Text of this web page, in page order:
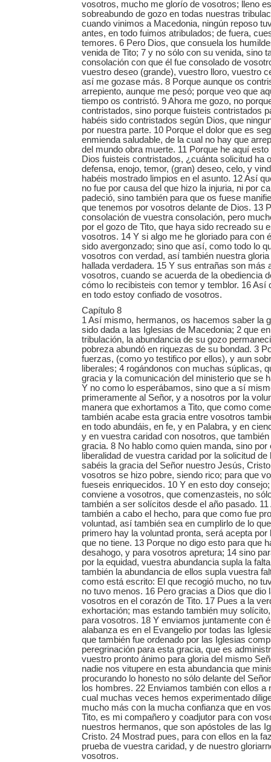
vosotros, mucho me glorío de vosotros; lleno
sobreabundo de gozo en todas nuestras
cuando vinimos a Macedonia, ningún reposo
antes, en todo fuimos atribulados; de fuera,
temores. 6 Pero Dios, que consuela los
venida de Tito; 7 y no sólo con su venida, sino
consolación con que él fue consolado de
vuestro deseo (grande), vuestro lloro, vuestro
así me gozase más. 8 Porque aunque os
arrepiento, aunque me pesó; porque veo que
tiempo os contristó. 9 Ahora me gozo, no
contristados, sino porque fuisteis contristados
habéis sido contristados según Dios, que
por nuestra parte. 10 Porque el dolor que es
enmienda saludable, de la cual no hay que
del mundo obra muerte. 11 Porque he aquí
Dios fuisteis contristados, ¿cuánta solicitud ha
defensa, enojo, temor, (gran) deseo, celo, y
habéis mostrado limpios en el asunto. 12 Así
no fue por causa del que hizo la injuria, ni por
padeció, sino también para que os fuese
que tenemos por vosotros delante de Dios. 13
consolación de vuestra consolación, pero
por el gozo de Tito, que haya sido recreado su
vosotros. 14 Y si algo me he gloriado para con
sido avergonzado; sino que así, como todo lo
vosotros con verdad, así también nuestra gloria
hallada verdadera. 15 Y sus entrañas son más
vosotros, cuando se acuerda de la obediencia
cómo lo recibisteis con temor y temblor. 16 Así
en todo estoy confiado de vosotros.
Capítulo 8
1 Así mismo, hermanos, os hacemos saber la
sido dada a las Iglesias de Macedonia; 2 que
tribulación, la abundancia de su gozo
pobreza abundó en riquezas de su bondad. 3
fuerzas, (como yo testifico por ellos), y aun
liberales; 4 rogándonos con muchas súplicas,
gracia y la comunicación del ministerio que se
Y no como lo esperábamos, sino que a sí
primeramente al Señor, y a nosotros por la
manera que exhortamos a Tito, que como
también acabe esta gracia entre vosotros
en todo abundáis, en fe, y en Palabra, y en
y en vuestra caridad con nosotros, que
gracia. 8 No hablo como quien manda, sino por
liberalidad de vuestra caridad por la solicitud
sabéis la gracia del Señor nuestro Jesús,
vosotros se hizo pobre, siendo rico; para que
fueseis enriquecidos. 10 Y en esto doy
conviene a vosotros, que comenzasteis, no
también a ser solícitos desde el año pasado.
también a cabo el hecho, para que como fue
voluntad, así también sea en cumplirlo de lo
primero hay la voluntad pronta, será acepta por
que no tiene. 13 Porque no digo esto para que
desahogo, y para vosotros apretura; 14 sino
por la equidad, vuestra abundancia supla la
también la abundancia de ellos supla vuestra
como está escrito: El que recogió mucho, no
no tuvo menos. 16 Pero gracias a Dios que dio
vosotros en el corazón de Tito. 17 Pues a la
exhortación; mas estando también muy
para vosotros. 18 Y enviamos juntamente con
alabanza es en el Evangelio por todas las
que también fue ordenado por las Iglesias
peregrinación para esta gracia, que es
vuestro pronto ánimo para gloria del mismo
nadie nos vitupere en esta abundancia que
procurando lo honesto no sólo delante del
los hombres. 22 Enviamos también con ellos a
cual muchas veces hemos experimentado
mucho más con la mucha confianza que en
Tito, es mi compañero y coadjutor para con
nuestros hermanos, que son apóstoles de las
Cristo. 24 Mostrad pues, para con ellos en la
prueba de vuestra caridad, y de nuestro
vosotros.